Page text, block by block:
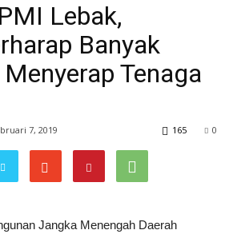
Lebak,
Banyak
Tenaga
7, 2019 0
165
Jangka Menengah Daerah